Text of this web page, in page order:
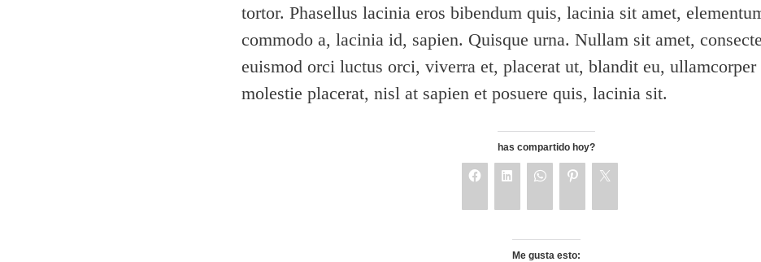
tortor. Phasellus lacinia eros bibendum quis, lacinia sit amet,
commodo a, lacinia id, sapien. Quisque urna. Nullam sit amet,
euismod orci luctus orci, viverra et, placerat ut, blandit eu, ullamcorper
molestie placerat, nisl at sapien et posuere quis, lacinia sit.
has compartido hoy?
Me gusta esto: